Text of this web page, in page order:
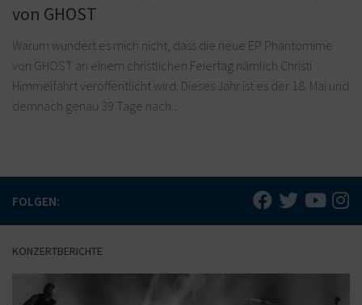
von GHOST
Warum wundert es mich nicht, dass die neue EP Phantomime
von GHOST an einem christlichen Feiertag nämlich Christi
Himmelfahrt veröffentlicht wird. Dieses Jahr ist es der 18. Mai und
demnach genau 39 Tage nach...
FOLGEN:
KONZERTBERICHTE